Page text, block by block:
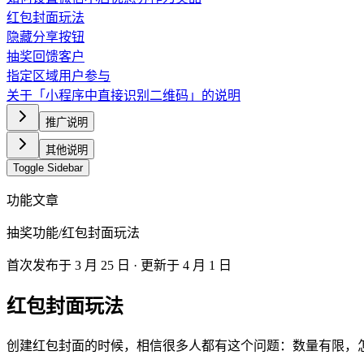
红包封面玩法
隐藏分享按钮
抽奖回馈客户
指定区域用户参与
关于「小程序中直接识别二维码」的说明
推广说明
其他说明
Toggle Sidebar
功能文章
抽奖功能/红包封面玩法
首次发布于 3 月 25 日 · 更新于 4 月 1 日
红包封面玩法
创建红包封面的时候，相信很多人都有这个问题：数量有限，